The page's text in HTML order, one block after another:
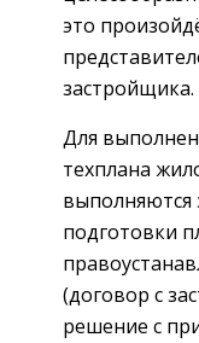
это
застройщика.
Для
техплана
выполняются
подготовки
(договор с
решение с